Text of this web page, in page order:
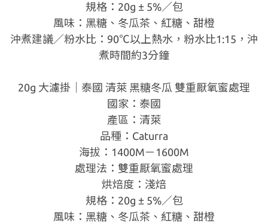
規格：20g ± 5%／包
風味：黑糖、冬瓜茶、紅糖、甜橙
沖煮建議／粉水比：90℃以上熱水，粉水比1:15，沖
煮時間約3分鐘
20g 大濾掛｜泰國 清萊 黑糖冬瓜 雙重厭氧蜜處理
國家：泰國
產區：清萊
品種：Caturra
海拔：1400M－1600M
處理法：雙重厭氧蜜處理
烘焙度：淺焙
規格：20g ± 5%／包
風味：黑糖、冬瓜茶、紅糖、甜橙